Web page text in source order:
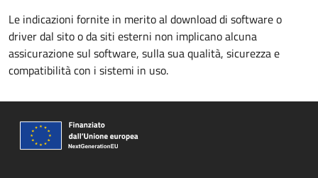
Le indicazioni fornite in merito al download di software o
driver dal sito o da siti esterni non implicano alcuna
assicurazione sul software, sulla sua qualità, sicurezza e
compatibilità con i sistemi in uso.